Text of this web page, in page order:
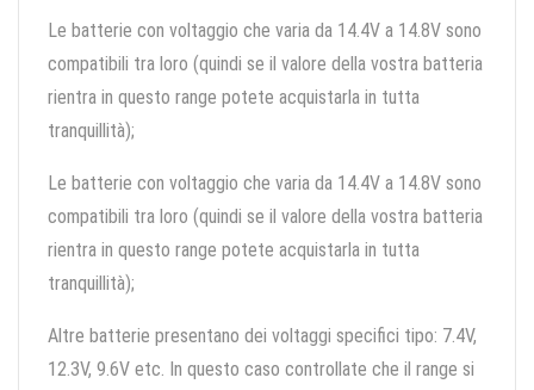
Le batterie con voltaggio che varia da 14.4V a 14.8V sono
compatibili tra loro (quindi se il valore della vostra batteria
rientra in questo range potete acquistarla in tutta
tranquillità);
Le batterie con voltaggio che varia da 14.4V a 14.8V sono
compatibili tra loro (quindi se il valore della vostra batteria
rientra in questo range potete acquistarla in tutta
tranquillità);
Altre batterie presentano dei voltaggi specifici tipo: 7.4V,
12.3V, 9.6V etc. In questo caso controllate che il range si